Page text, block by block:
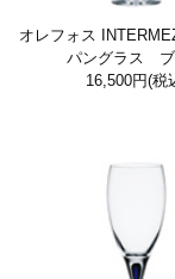
オレフォス
パングラス ブ
16,500円(税